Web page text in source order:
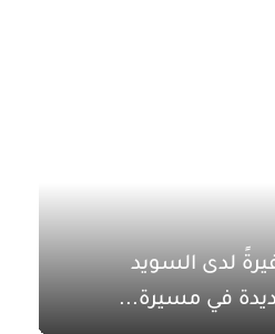
لدى السويد
في مسيرة...